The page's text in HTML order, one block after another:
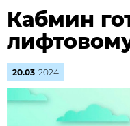
Кабмин
20.03 2024